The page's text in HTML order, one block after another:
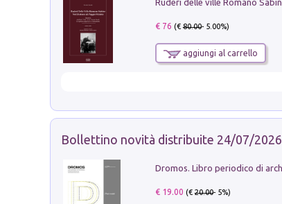
€ 76 (€80.00- 5.00%)
aggiungi al carrello
Bollettino novità distribuite 24/07/2026
€ 19.00 (€20.00- 5%)